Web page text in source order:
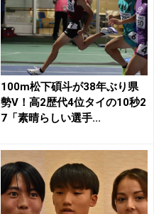
100m松下碩斗が38年ぶり県
勢V！高2歴代4位タイの10秒2
7「素晴らしい選手...